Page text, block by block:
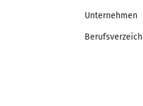
Unternehmen